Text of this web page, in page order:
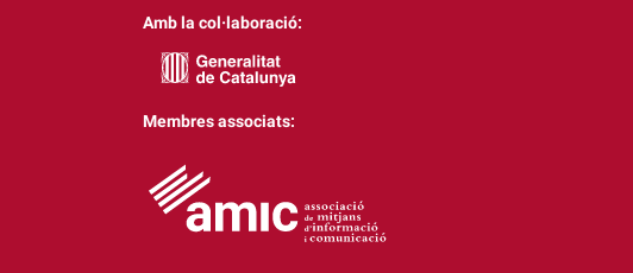
Amb la col·laboració:
Membres associats: